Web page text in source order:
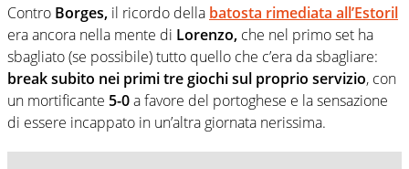
Contro Borges, il ricordo della batosta rimediata all’Estoril
era ancora nella mente di Lorenzo, che nel primo set ha
sbagliato (se possibile) tutto quello che c’era da sbagliare:
break subito nei primi tre giochi sul proprio servizio, con
un mortificante 5-0a favore del portoghese e la sensazione
di essere incappato in un’altra giornata nerissima.